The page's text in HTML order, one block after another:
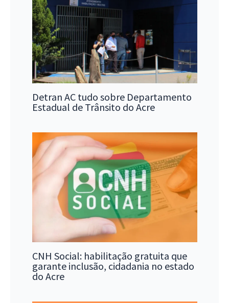
Detran AC tudo sobre Departamento
Estadual de Trânsito do Acre
CNH Social: habilitação gratuita que
garante inclusão, cidadania no estado
do Acre